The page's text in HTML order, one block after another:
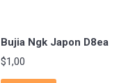
Bujia Ngk Japon D8ea
$1,00